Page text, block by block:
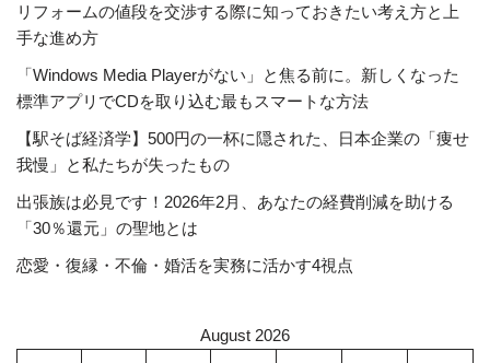
リフォームの値段を交渉する際に知っておきたい考え方と上
手な進め方
「Windows Media Playerがない」と焦る前に。新しくなった
標準アプリでCDを取り込む最もスマートな方法
【駅そば経済学】500円の一杯に隠された、日本企業の「痩せ
我慢」と私たちが失ったもの
出張族は必見です！2026年2月、あなたの経費削減を助ける
「30％還元」の聖地とは
恋愛・復縁・不倫・婚活を実務に活かす4視点
August 2026